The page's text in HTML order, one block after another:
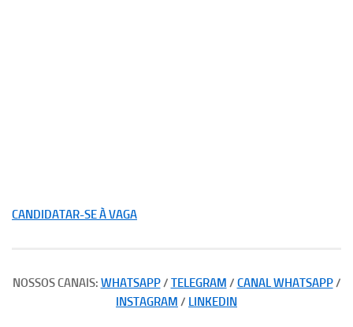
CANDIDATAR-SE À VAGA
NOSSOS CANAIS: WHATSAPP/ TELEGRAM / CANAL WHATSAPP/
INSTAGRAM / LINKEDIN